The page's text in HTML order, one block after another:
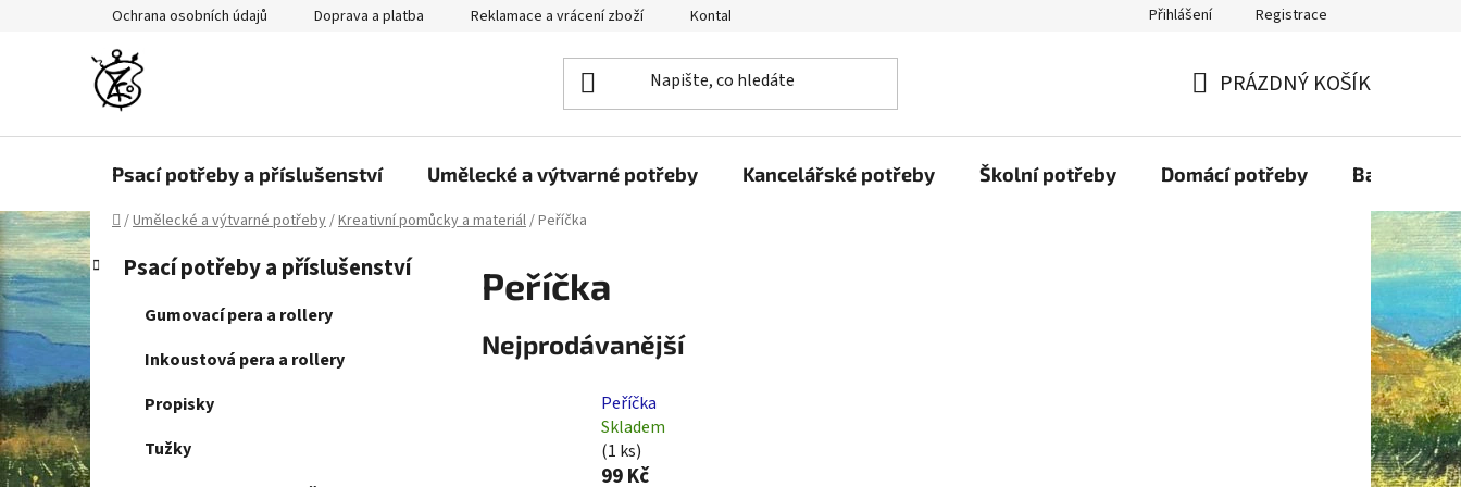
Ochrana osobních údajů Doprava a platba Reklamace a vrácení zboží Kontakty Přihlášení Registrace
KOŠÍK
PRÁZDNÝ KOŠÍK
Psací potřeby a příslušenství Umělecké a výtvarné potřeby Kancelářské potřeby Školní potřeby Domácí potřeby Balící
Domů
/Umělecké a výtvarné potřeby/Kreativní pomůcky a materiál/Peříčka
P
o
s
t
r
a
n
n
Přeskočit
kategorie
K
a
t
e
g
o
r
i
e
Psací potřeby a příslušenství
Gumovací pera a rollery
Inkoustová pera a rollery
Propisky
Tužky
Peříčka
Nejprodávanější
Peříčka
Skladem
(1 ks)
99 Kč